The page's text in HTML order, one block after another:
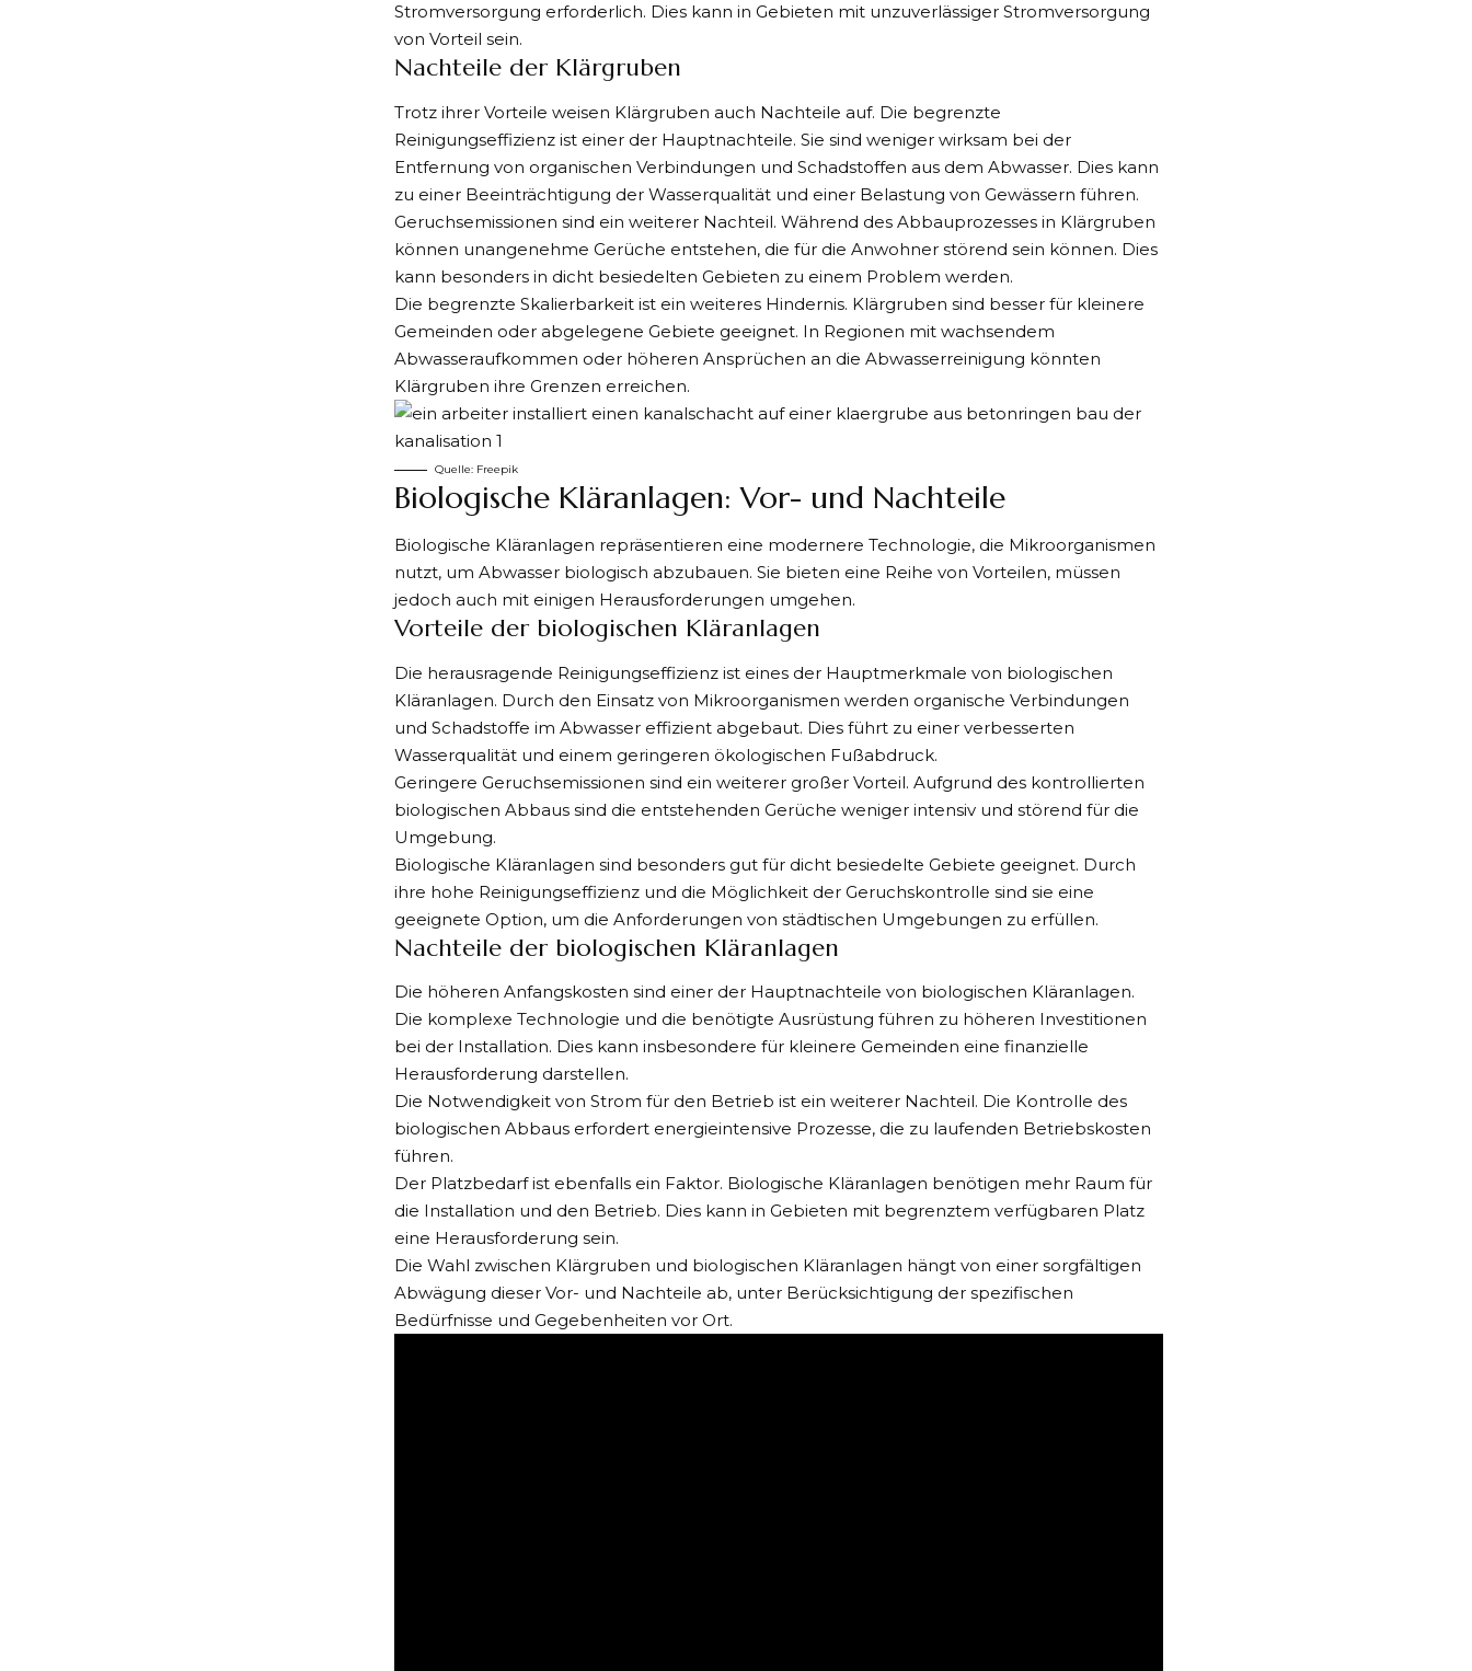
Stromversorgung erforderlich. Dies kann in Gebieten mit unzuverlässiger Stromversorgung
von Vorteil sein.
Nachteile der Klärgruben
Trotz ihrer Vorteile weisen Klärgruben auch Nachteile auf. Die begrenzte
Reinigungseffizienz ist einer der Hauptnachteile. Sie sind weniger wirksam bei der
Entfernung von organischen Verbindungen und Schadstoffen aus dem Abwasser. Dies kann
zu einer Beeinträchtigung der Wasserqualität und einer Belastung von Gewässern führen.
Geruchsemissionen sind ein weiterer Nachteil. Während des Abbauprozesses in Klärgruben
können unangenehme Gerüche entstehen, die für die Anwohner störend sein können. Dies
kann besonders in dicht besiedelten Gebieten zu einem Problem werden.
Die begrenzte Skalierbarkeit ist ein weiteres Hindernis. Klärgruben sind besser für kleinere
Gemeinden oder abgelegene Gebiete geeignet. In Regionen mit wachsendem
Abwasseraufkommen oder höheren Ansprüchen an die Abwasserreinigung könnten
Klärgruben ihre Grenzen erreichen.
Quelle: Freepik
Biologische Kläranlagen: Vor- und Nachteile
Biologische Kläranlagen repräsentieren eine modernere Technologie, die Mikroorganismen
nutzt, um Abwasser biologisch abzubauen. Sie bieten eine Reihe von Vorteilen, müssen
jedoch auch mit einigen Herausforderungen umgehen.
Vorteile der biologischen Kläranlagen
Die herausragende Reinigungseffizienz ist eines der Hauptmerkmale von biologischen
Kläranlagen. Durch den Einsatz von Mikroorganismen werden organische Verbindungen
und Schadstoffe im Abwasser effizient abgebaut. Dies führt zu einer verbesserten
Wasserqualität und einem geringeren ökologischen Fußabdruck.
Geringere Geruchsemissionen sind ein weiterer großer Vorteil. Aufgrund des kontrollierten
biologischen Abbaus sind die entstehenden Gerüche weniger intensiv und störend für die
Umgebung.
Biologische Kläranlagen sind besonders gut für dicht besiedelte Gebiete geeignet. Durch
ihre hohe Reinigungseffizienz und die Möglichkeit der Geruchskontrolle sind sie eine
geeignete Option, um die Anforderungen von städtischen Umgebungen zu erfüllen.
Nachteile der biologischen Kläranlagen
Die höheren Anfangskosten sind einer der Hauptnachteile von biologischen Kläranlagen.
Die komplexe Technologie und die benötigte Ausrüstung führen zu höheren Investitionen
bei der Installation. Dies kann insbesondere für kleinere Gemeinden eine finanzielle
Herausforderung darstellen.
Die Notwendigkeit von Strom für den Betrieb ist ein weiterer Nachteil. Die Kontrolle des
biologischen Abbaus erfordert energieintensive Prozesse, die zu laufenden Betriebskosten
führen.
Der Platzbedarf ist ebenfalls ein Faktor. Biologische Kläranlagen benötigen mehr Raum für
die Installation und den Betrieb. Dies kann in Gebieten mit begrenztem verfügbaren Platz
eine Herausforderung sein.
Die Wahl zwischen Klärgruben und biologischen Kläranlagen hängt von einer sorgfältigen
Abwägung dieser Vor- und Nachteile ab, unter Berücksichtigung der spezifischen
Bedürfnisse und Gegebenheiten vor Ort.